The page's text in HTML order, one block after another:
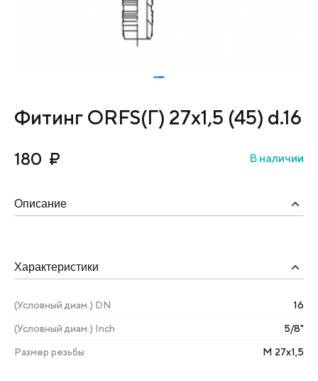
Фитинг ORFS(Г) 27х1,5 (45) d.16
180 ₽ В наличии
Описание
Характеристики
(Условный диам.) DN 16
(Условный диам.) Inch 5/8"
Размер резьбы М 27х1,5